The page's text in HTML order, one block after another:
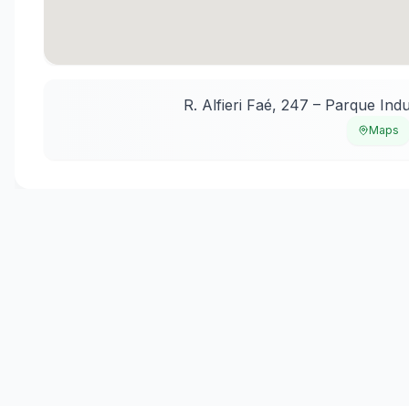
R. Alfieri Faé, 247 – Parque
Maps